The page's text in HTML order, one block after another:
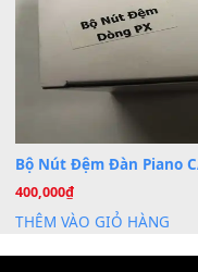
26 Cài đặt dữ liệu